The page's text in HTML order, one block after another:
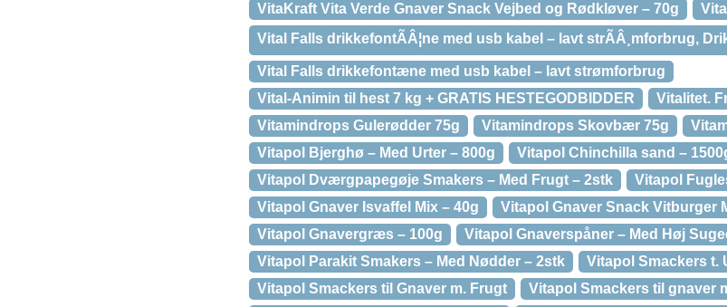
VitaKraft Vita Verde Gnaver Snack Vejbed og Rødkløver – 70g
Vital Falls drikkefontÃÂ¦ne med usb kabel – lavt strÃÂ¸mforbrug,
Vital Falls drikkefontæne med usb kabel – lavt strømforbrug
Vital-Animin til hest 7 kg + GRATIS HESTEGODBIDDER
Vitalitet.
Vitamindrops Gulerødder 75g
Vitamindrops Skovbær 75g
Vitapol Bjerghø – Med Urter – 800g
Vitapol Chinchilla sand –
Vitapol Dværgpapegøje Smakers – Med Frugt – 2stk
Vitapol
Vitapol Gnaver Isvaffel Mix – 40g
Vitapol Gnaver Snack Vitburger
Vitapol Gnavergræs – 100g
Vitapol Gnaverspåner – Med Høj
Vitapol Parakit Smakers – Med Nødder – 2stk
Vitapol Smackers
Vitapol Smackers til Gnaver m. Frugt
Vitapol Smackers til gnaver